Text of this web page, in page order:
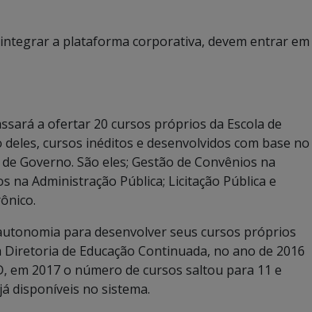
a plataforma corporativa, devem entrar em
a ofertar 20 cursos próprios da Escola de
cursos inéditos e desenvolvidos com base no
Governo. São eles; Gestão de Convênios na
na Administração Pública; Licitação Pública e
para desenvolver seus cursos próprios
de Educação Continuada, no ano de 2016
em 2017 o número de cursos saltou para 11 e
disponíveis no sistema.